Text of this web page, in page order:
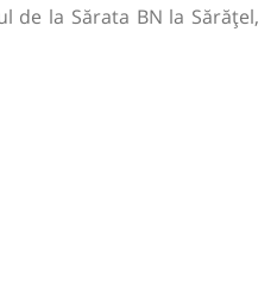
de la Sărata BN la Sărățel,